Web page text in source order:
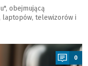
obejmującą
laptopów, telewizorów i
0